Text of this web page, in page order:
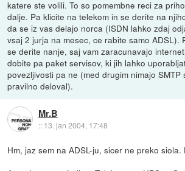
katere ste volili. To so pomembne reci za
dalje. Pa klicite na telekom in se derite na
da se iz vas delajo norca (ISDN lahko zdaj
vsaj 2 jurja na mesec, ce rabite samo ADSL).
se derite nanje, saj vam zaracunavajo
dobite pa paket servisov, ki jih lahko
povezljivosti pa ne (med drugim nimajo SMTP
pravilno deloval).
Mr.B
:: 13. jan 2004, 17:48
Hm, jaz sem na ADSL-ju, sicer ne preko siola.